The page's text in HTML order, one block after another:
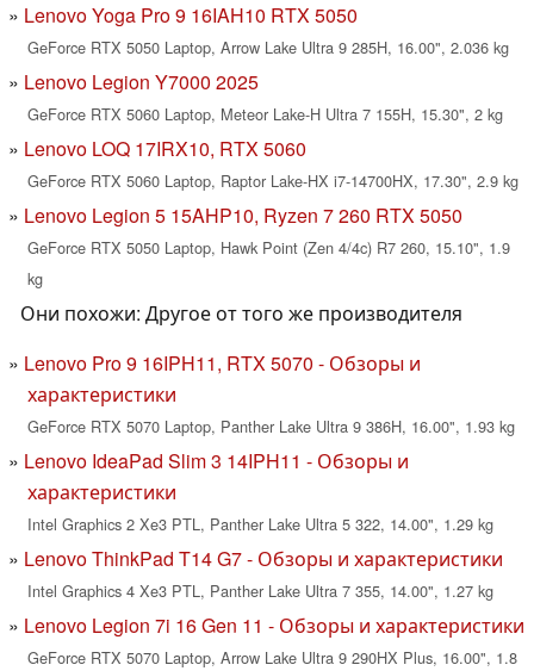
Lenovo Yoga Pro 9 16IAH10 RTX 5050
GeForce RTX 5050 Laptop, Arrow Lake Ultra 9 285H, 16.00", 2.036 kg
Lenovo Legion Y7000 2025
GeForce RTX 5060 Laptop, Meteor Lake-H Ultra 7 155H, 15.30", 2 kg
Lenovo LOQ 17IRX10, RTX 5060
GeForce RTX 5060 Laptop, Raptor Lake-HX i7-14700HX, 17.30", 2.9 kg
Lenovo Legion 5 15AHP10, Ryzen 7 260 RTX 5050
GeForce RTX 5050 Laptop, Hawk Point (Zen 4/4c) R7 260, 15.10", 1.9
kg
Они похожи: Другое от того же производителя
Lenovo Pro 9 16IPH11, RTX 5070 - Обзоры и
характеристики
GeForce RTX 5070 Laptop, Panther Lake Ultra 9 386H, 16.00", 1.93 kg
Lenovo IdeaPad Slim 3 14IPH11 - Обзоры и
характеристики
Intel Graphics 2 Xe3 PTL, Panther Lake Ultra 5 322, 14.00", 1.29 kg
Lenovo ThinkPad T14 G7 - Обзоры и характеристики
Intel Graphics 4 Xe3 PTL, Panther Lake Ultra 7 355, 14.00", 1.27 kg
Lenovo Legion 7i 16 Gen 11 - Обзоры и характеристики
GeForce RTX 5070 Laptop, Arrow Lake Ultra 9 290HX Plus, 16.00", 1.8